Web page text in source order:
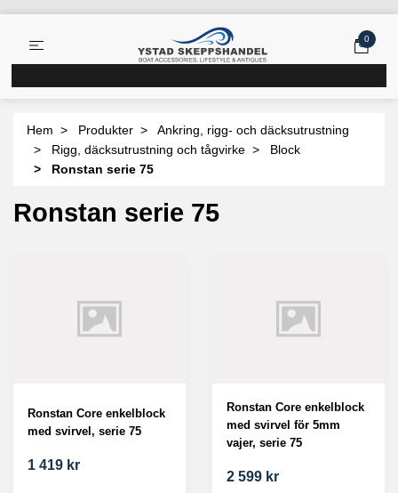
0
Hem Produkter
Ankring, rigg- och däcksutrustning
Rigg, däcksutrustning och tågvirke
Block
Ronstan serie 75
Ronstan serie 75
Ronstan Core enkelblock
med svirvel, serie 75
1 419 kr
Ronstan Core enkelblock
med svirvel för 5mm
vajer, serie 75
2 599 kr